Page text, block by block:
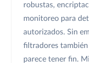
robustas,
monitoreo para
autorizados. Sin
filtradores
parece tener fin.